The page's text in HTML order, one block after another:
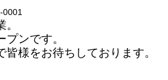
ンです。
様をお待ちしております。